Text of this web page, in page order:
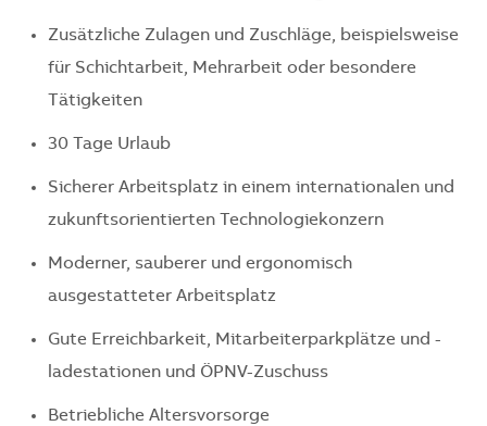
Zusätzliche Zulagen und Zuschläge, beispielsweise
für Schichtarbeit, Mehrarbeit oder besondere
Tätigkeiten
30 Tage Urlaub
Sicherer Arbeitsplatz in einem internationalen und
zukunftsorientierten Technologiekonzern
Moderner, sauberer und ergonomisch
ausgestatteter Arbeitsplatz
Gute Erreichbarkeit, Mitarbeiterparkplätze und -
ladestationen und ÖPNV-Zuschuss
Betriebliche Altersvorsorge